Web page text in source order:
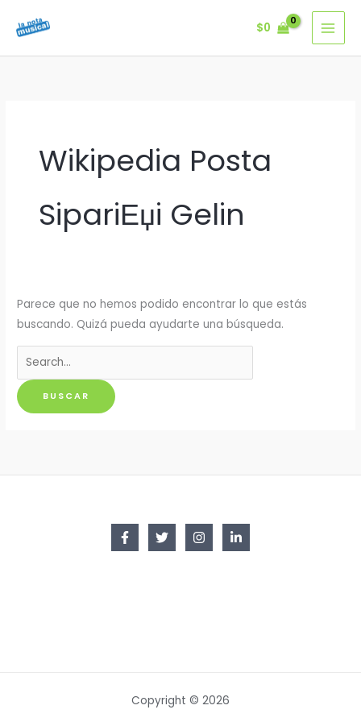
$0
Wikipedia Posta
SipariЕџi Gelin
Parece que no hemos podido encontrar lo que estás
buscando. Quizá pueda ayudarte una búsqueda.
Buscar
por:
Copyright © 2026